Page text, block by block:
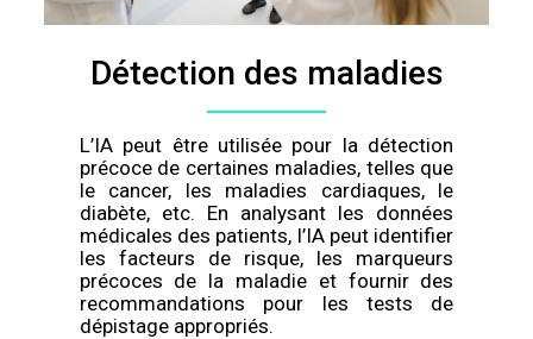
Détection des maladies
L’IA peut être utilisée pour la détection
précoce de certaines maladies, telles que
le cancer, les maladies cardiaques, le
diabète, etc. En analysant les données
médicales des patients, l’IA peut identifier
les facteurs de risque, les marqueurs
précoces de la maladie et fournir des
recommandations pour les tests de
dépistage appropriés.